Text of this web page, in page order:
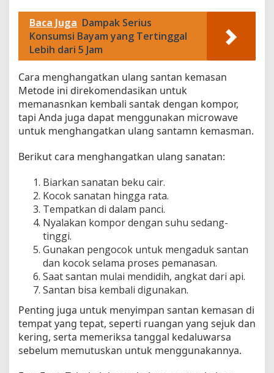
a
n
g
g
u
a
Baca Juga Dampak Serius
Konsumsi Bayam yang Tertinggal
Lebih dari 5 Jam
Cara menghangatkan ulang santan kemasan
Metode ini direkomendasikan untuk
memanasnkan kembali santak dengan kompor,
tapi Anda juga dapat menggunakan microwave
untuk menghangatkan ulang santamn kemasman.
Berikut cara menghangatkan ulang sanatan:
Biarkan sanatan beku cair.
Kocok sanatan hingga rata.
Tempatkan di dalam panci.
Nyalakan kompor dengan suhu sedang-
tinggi.
Gunakan pengocok untuk mengaduk santan
dan kocok selama proses pemanasan.
Saat santan mulai mendidih, angkat dari api.
Santan bisa kembali digunakan.
Penting juga untuk menyimpan santan kemasan di
tempat yang tepat, seperti ruangan yang sejuk dan
kering, serta memeriksa tanggal kedaluwarsa
sebelum memutuskan untuk menggunakannya.